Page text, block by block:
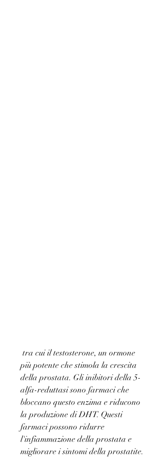
più potente che stimola la crescita
della prostata. Gli inibitori della 5-
alfa-reduttasi sono farmaci che
bloccano questo enzima e riducono
la produzione di DHT. Questi
farmaci possono ridurre
l'infiammazione della prostata e
migliorare i sintomi della prostatite.